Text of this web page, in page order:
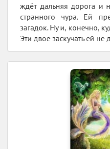
ждёт дальняя дорога и
странного чура. Ей
загадок. Ну и, конечно,
Эти двое заскучать ей не